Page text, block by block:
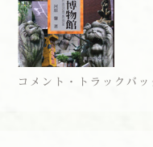
コメント・トラックバ